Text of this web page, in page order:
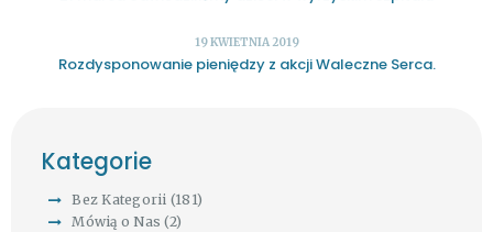
19 KWIETNIA 2019
Rozdysponowanie pieniędzy z akcji Waleczne Serca.
Kategorie
Bez Kategorii (181)
Mówią o Nas (2)